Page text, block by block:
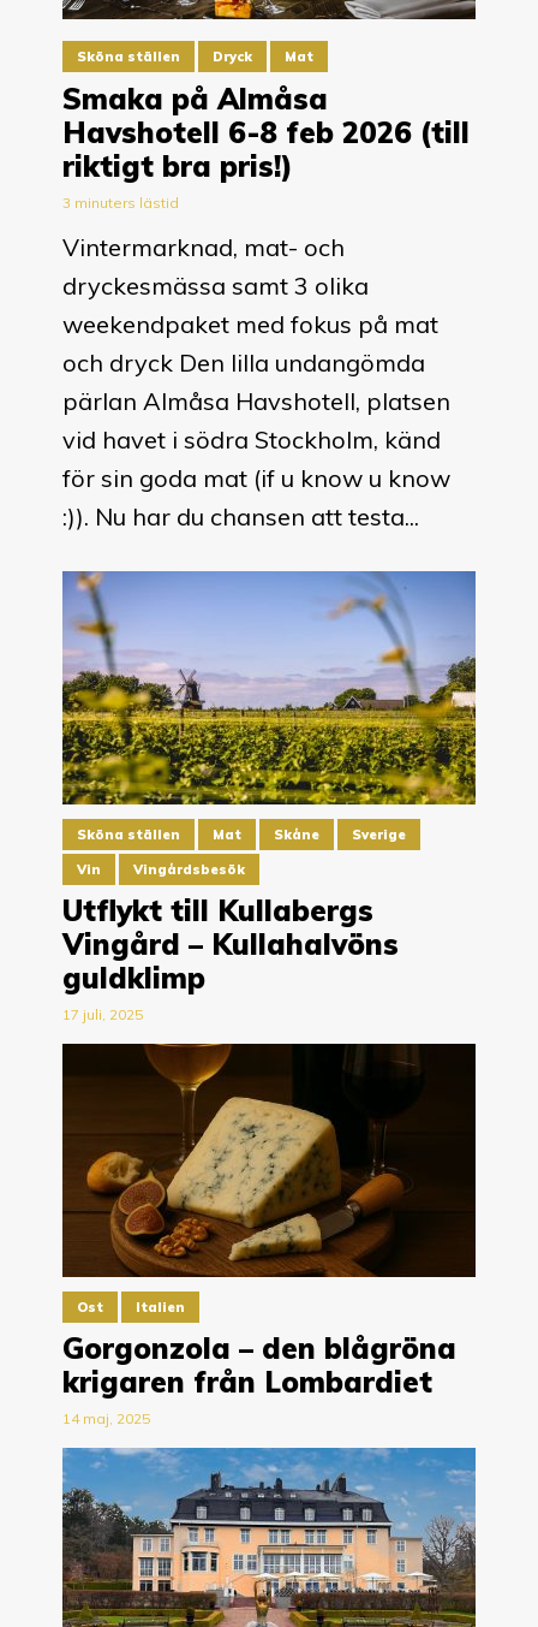
Sköna ställen Dryck Mat
Smaka på Almåsa
Havshotell 6-8 feb 2026 (till
riktigt bra pris!)
3 minuters lästid
Vintermarknad, mat- och
dryckesmässa samt 3 olika
weekendpaket med fokus på mat
och dryck Den lilla undangömda
pärlan Almåsa Havshotell, platsen
vid havet i södra Stockholm, känd
för sin goda mat (if u know u know
:)). Nu har du chansen att testa...
Sköna ställen Mat Skåne Sverige
Vin Vingårdsbesök
Utflykt till Kullabergs
Vingård – Kullahalvöns
guldklimp
17 juli, 2025
Ost Italien
Gorgonzola – den blågröna
krigaren från Lombardiet
14 maj, 2025